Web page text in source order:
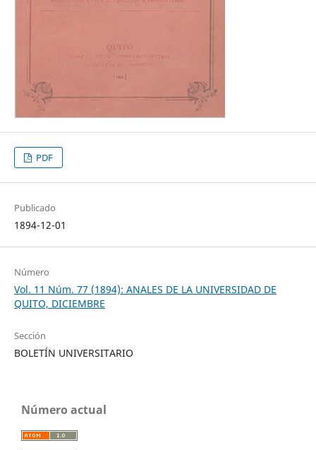
PDF
Publicado
1894-12-01
Número
Vol. 11 Núm. 77 (1894): ANALES DE LA UNIVERSIDAD DE
QUITO, DICIEMBRE
Sección
BOLETÍN UNIVERSITARIO
Número actual